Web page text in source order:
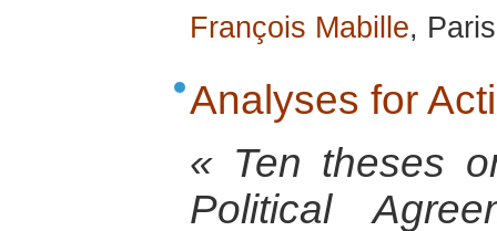
François Mabille,
Analyses for
« Ten theses
Political